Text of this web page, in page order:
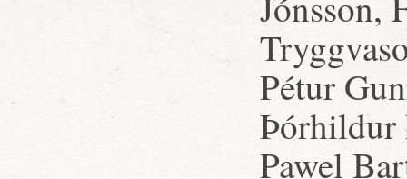
Pétur
Þórhildur
Pawel